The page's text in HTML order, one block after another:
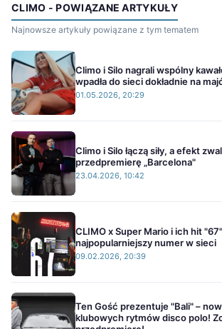
CLIMO - POWIĄZANE ARTYKUŁY
Najnowsze artykuły powiązane z tym tematem
Climo i Silo nagrali wspólny
wpadła do sieci dokładnie na
01.05.2026, 20:29
Climo i Silo łączą siły, a efekt
przedpremierę „Barcelona"
23.04.2026, 10:42
CLIMO x Super Mario i ich hit
najpopularniejszy numer w sieci
09.02.2026, 20:39
Ten Gość prezentuje "Bali" –
klubowych rytmów disco polo!